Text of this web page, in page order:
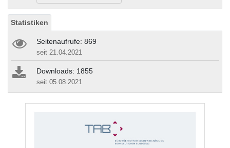
Statistiken
Seitenaufrufe: 869
seit 21.04.2021
Downloads: 1855
seit 05.08.2021